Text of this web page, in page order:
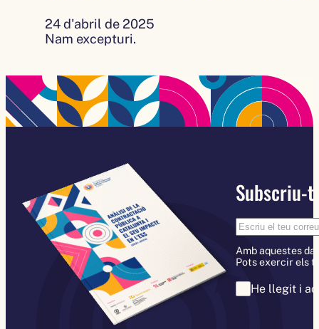
24 d'abril de 2025
Nam excepturi.
Subscriu-
Amb aquestes
Pots exercir els
He llegit i